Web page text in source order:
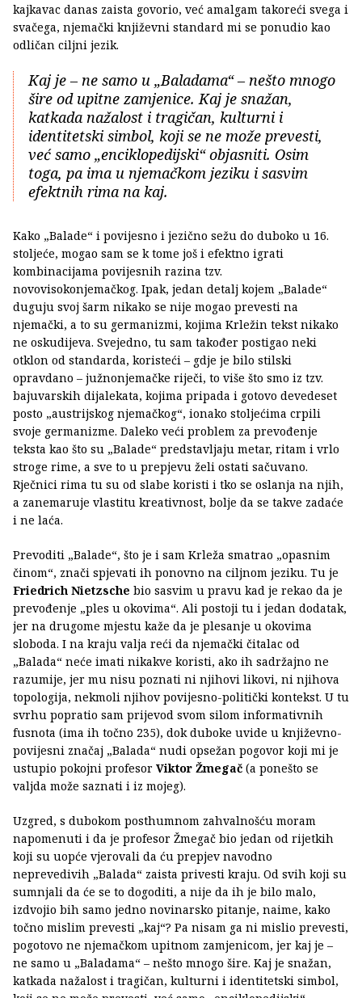
kajkavac danas zaista govorio, već amalgam takoreći svega i
svačega, njemački književni standard mi se ponudio kao
odličan ciljni jezik.
Kaj je – ne samo u „Baladama“ – nešto mnogo
šire od upitne zamjenice. Kaj je snažan,
katkada nažalost i tragičan, kulturni i
identitetski simbol, koji se ne može prevesti,
već samo „enciklopedijski“ objasniti. Osim
toga, pa ima u njemačkom jeziku i sasvim
efektnih rima na kaj.
Kako „Balade“ i povijesno i jezično sežu do duboko u 16.
stoljeće, mogao sam se k tome još i efektno igrati
kombinacijama povijesnih razina tzv.
novovisokonjemačkog. Ipak, jedan detalj kojem „Balade“
duguju svoj šarm nikako se nije mogao prevesti na
njemački, a to su germanizmi, kojima Krležin tekst nikako
ne oskudijeva. Svejedno, tu sam također postigao neki
otklon od standarda, koristeći – gdje je bilo stilski
opravdano – južnonjemačke riječi, to više što smo iz tzv.
bajuvarskih dijalekata, kojima pripada i gotovo devedeset
posto „austrijskog njemačkog“, ionako stoljećima crpili
svoje germanizme. Daleko veći problem za prevođenje
teksta kao što su „Balade“ predstavljaju metar, ritam i vrlo
stroge rime, a sve to u prepjevu želi ostati sačuvano.
Rječnici rima tu su od slabe koristi i tko se oslanja na njih,
a zanemaruje vlastitu kreativnost, bolje da se takve zadaće
i ne laća.
Prevoditi „Balade“, što je i sam Krleža smatrao „opasnim
činom“, znači spjevati ih ponovno na ciljnom jeziku. Tu je
Friedrich Nietzsche bio sasvim u pravu kad je rekao da je
prevođenje „ples u okovima“. Ali postoji tu i jedan dodatak,
jer na drugome mjestu kaže da je plesanje u okovima
sloboda. I na kraju valja reći da njemački čitalac od
„Balada“ neće imati nikakve koristi, ako ih sadržajno ne
razumije, jer mu nisu poznati ni njihovi likovi, ni njihova
topologija, nekmoli njihov povijesno-politički kontekst. U tu
svrhu popratio sam prijevod svom silom informativnih
fusnota (ima ih točno 235), dok duboke uvide u književno-
povijesni značaj „Balada“ nudi opsežan pogovor koji mi je
ustupio pokojni profesor Viktor Žmegač (a ponešto se
valjda može saznati i iz mojeg).
Uzgred, s dubokom posthumnom zahvalnošću moram
napomenuti i da je profesor Žmegač bio jedan od rijetkih
koji su uopće vjerovali da ću prepjev navodno
neprevedivih „Balada“ zaista privesti kraju. Od svih koji su
sumnjali da će se to dogoditi, a nije da ih je bilo malo,
izdvojio bih samo jedno novinarsko pitanje, naime, kako
točno mislim prevesti „kaj“? Pa nisam ga ni mislio prevesti,
pogotovo ne njemačkom upitnom zamjenicom, jer kaj je –
ne samo u „Baladama“ – nešto mnogo šire. Kaj je snažan,
katkada nažalost i tragičan, kulturni i identitetski simbol,